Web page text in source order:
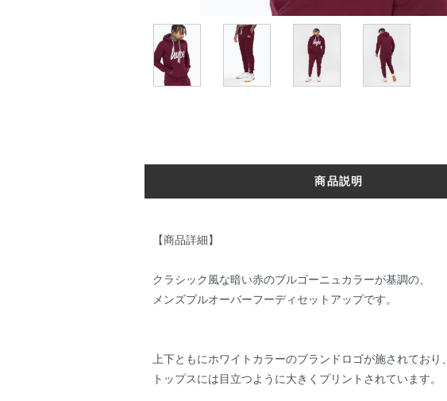
商品説明
【商品詳細】
クラシック風な暗い赤のブルゴーニュカラーが基調の、
メンズプルオーバーフーディセットアップです。
上下ともにホワイトカラーのブランドロゴが施されており、
トップスには目立つように大きくプリントされています。